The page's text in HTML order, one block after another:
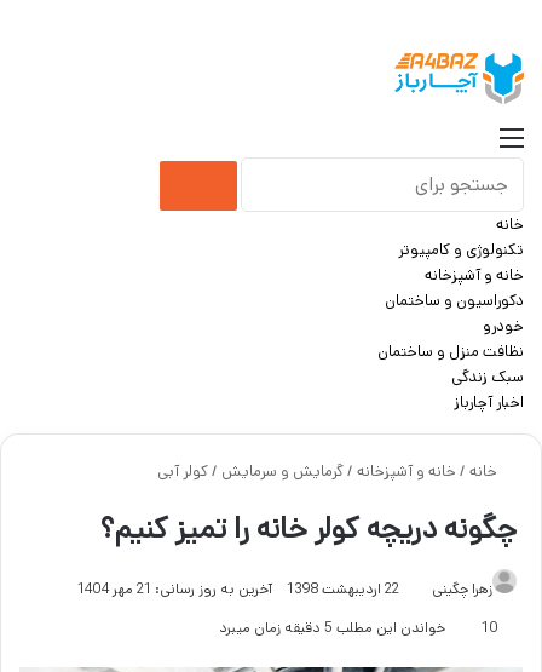
منو
جستجو
خانه
تکنولوژی و کامپیوتر
خانه و آشپزخانه
دکوراسیون و ساختمان
خودرو
نظافت منزل و ساختمان
سبک زندگی
اخبار آچارباز
خانه / خانه و آشپزخانه /گرمایش و سرمایش /کولر آبی
چگونه دریچه کولر خانه را تمیز کنیم؟
زهرا چگینی 22 اردیبهشت 1398
آخرین به روز رسانی: 21 مهر 1404
10
خواندن این مطلب 5 دقیقه زمان میبرد